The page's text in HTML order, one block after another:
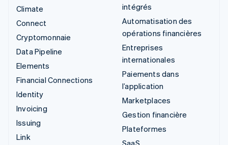
Climate
Connect
Cryptomonnaie
Data Pipeline
Elements
Financial Connections
Identity
Invoicing
Issuing
Link
intégrés
Automatisation des
opérations financières
Entreprises
internationales
Paiements dans
l’application
Marketplaces
Gestion financière
Plateformes
SaaS